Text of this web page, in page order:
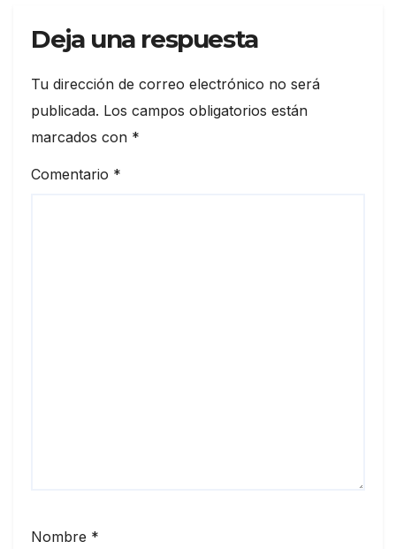
Deja una respuesta
Tu dirección de correo electrónico no será
publicada. Los campos obligatorios están
marcados con *
Comentario *
Nombre *